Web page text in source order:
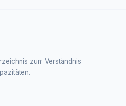
zum Verständnis